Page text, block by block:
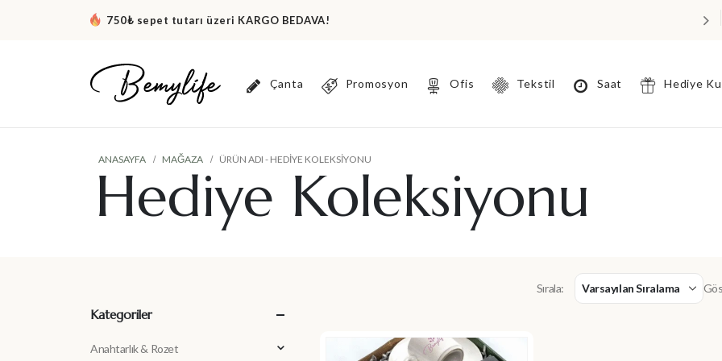
750₺ sepet tutarı üzeri KARGO BEDAVA!
Çanta Promosyon Ofis Tekstil Saat Hediye
ANASAYFA MAĞAZA ÜRÜN ADI - HEDIYE KOLEKSIYONU
Hediye Koleksiyonu
Sırala:
Kategoriler
Anahtarlık & Rozet